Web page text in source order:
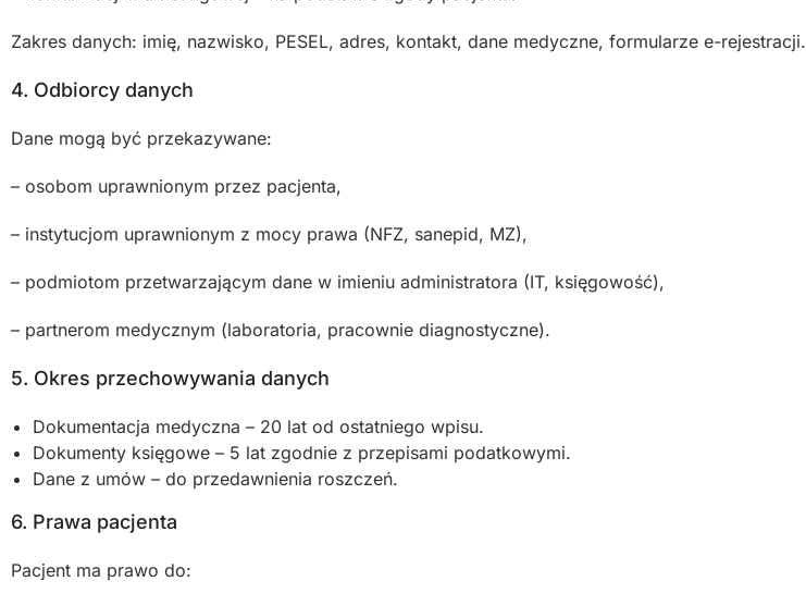
Zakres danych: imię, nazwisko, PESEL, adres, kontakt, dane medyczne, formularze e-rejestracji.
4. Odbiorcy danych
Dane mogą być przekazywane:
– osobom uprawnionym przez pacjenta,
– instytucjom uprawnionym z mocy prawa (NFZ, sanepid, MZ),
– podmiotom przetwarzającym dane w imieniu administratora (IT, księgowość),
– partnerom medycznym (laboratoria, pracownie diagnostyczne).
5. Okres przechowywania danych
Dokumentacja medyczna – 20 lat od ostatniego wpisu.
Dokumenty księgowe – 5 lat zgodnie z przepisami podatkowymi.
Dane z umów – do przedawnienia roszczeń.
6. Prawa pacjenta
Pacjent ma prawo do: